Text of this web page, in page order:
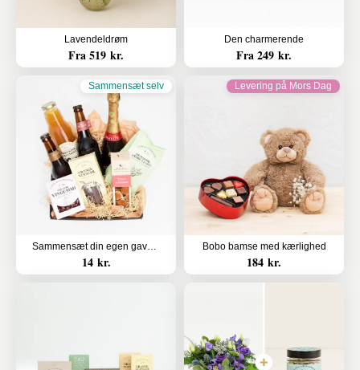
Lavendeldrøm
Fra 519 kr.
Den charmerende
Fra 249 kr.
Sammensæt selv
Sammensæt din egen gavekurv
14 kr.
Levering på Mors Dag
Bobo bamse med kærlighed
184 kr.